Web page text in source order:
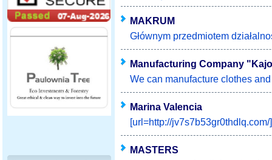
MAKRUM
Głównym przedmiotem
Manufacturing Company
We can manufacture clothes
Marina Valencia
[url=http://
MASTERS